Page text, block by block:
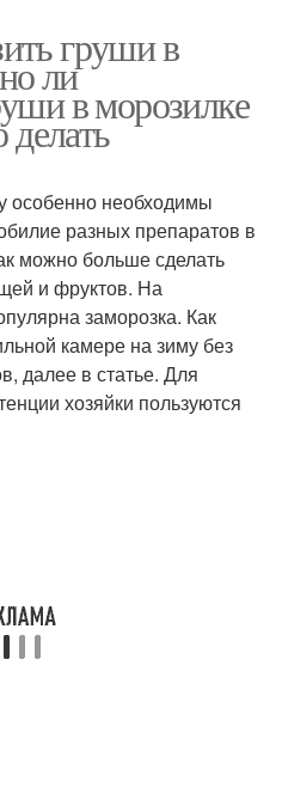
груши в
ли
в морозилке
делать
особенно необходимы
разных препаратов в
можно больше сделать
и фруктов. На
заморозка. Как
камере на зиму без
далее в статье. Для
хозяйки пользуются